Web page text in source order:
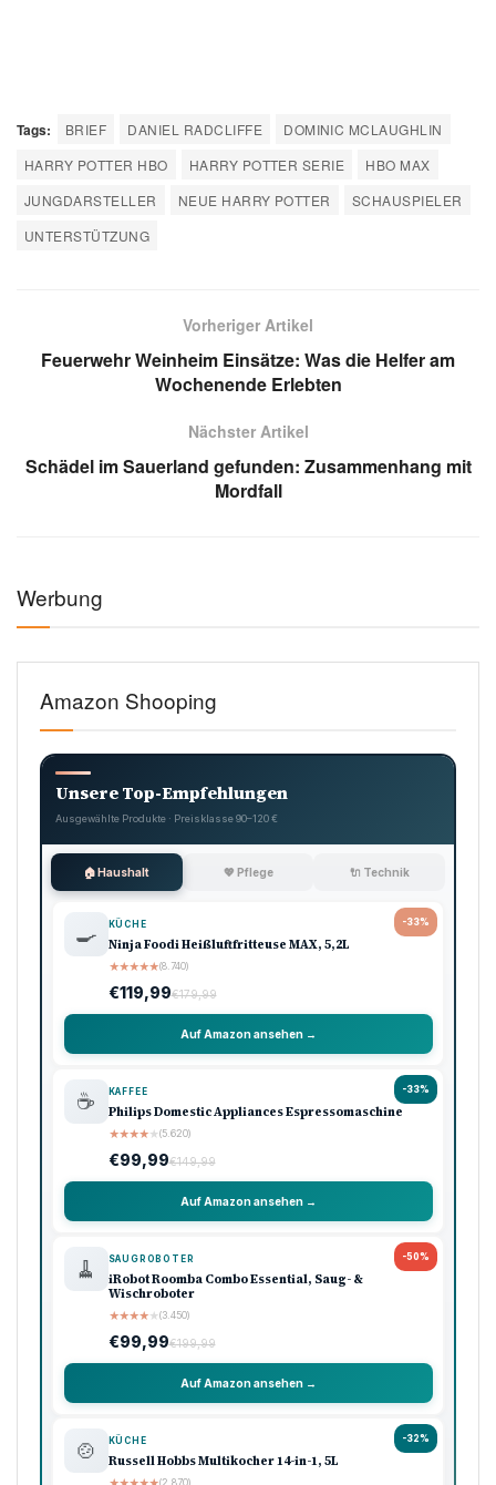
Tags: BRIEF DANIEL RADCLIFFE
DOMINIC MCLAUGHLIN
HARRY POTTER HBO
HARRY POTTER SERIE
HBO MAX
JUNGDARSTELLER
NEUE HARRY POTTER
SCHAUSPIELER
UNTERSTÜTZUNG
Vorheriger Artikel
Feuerwehr Weinheim Einsätze: Was die Helfer am
Wochenende Erlebten
Nächster Artikel
Schädel im Sauerland gefunden: Zusammenhang mit
Mordfall
Werbung
Amazon Shooping
Unsere Top-Empfehlungen
Ausgewählte Produkte · Preisklasse 90–120 €
🏠 Haushalt 💖 Pflege 🔌 Technik
-33%
🍳 KÜCHE
Ninja Foodi Heißluftfritteuse MAX, 5,2L
★★★★★(8.740)
€119,99€179,99
Auf Amazon ansehen →
-33%
☕ KAFFEE
Philips Domestic Appliances Espressomaschine
★★★★★(5.620)
€99,99€149,99
Auf Amazon ansehen →
-50%
🧹 SAUGROBOTER
iRobot Roomba Combo Essential, Saug- &
Wischroboter
★★★★★(3.450)
€99,99€199,99
Auf Amazon ansehen →
-32%
🍲 KÜCHE
Russell Hobbs Multikocher 14-in-1, 5L